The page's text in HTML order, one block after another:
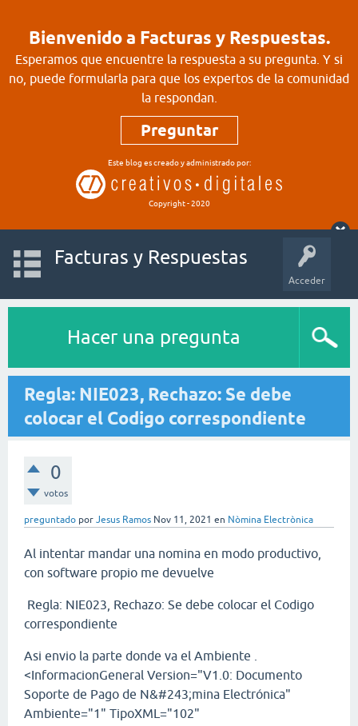
Bienvenido a Facturas y Respuestas.
Esperamos que encuentre la respuesta a su pregunta. Y si
no, puede formularla para que los expertos de la comunidad
la respondan.
Preguntar
Este blog es creado y administrado por:
Copyright - 2020
Acceder
Facturas y Respuestas
Hacer una pregunta
Regla: NIE023, Rechazo: Se debe
colocar el Codigo correspondiente
0
votos
preguntado por Jesus Ramos Nov 11, 2021 en Nòmina Electrònica
Al intentar mandar una nomina en modo productivo,
con software propio me devuelve
Regla: NIE023, Rechazo: Se debe colocar el Codigo
correspondiente
Asi envio la parte donde va el Ambiente .
<InformacionGeneral Version="V1.0: Documento
Soporte de Pago de N&#243;mina Electrónica"
Ambiente="1" TipoXML="102"